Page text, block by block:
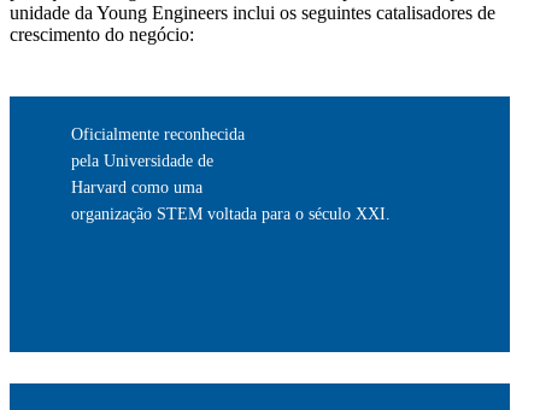
unidade da Young Engineers inclui os seguintes catalisadores de
crescimento do negócio:
Oficialmente reconhecida
pela Universidade de
Harvard como uma
organização STEM voltada para o século XXI.